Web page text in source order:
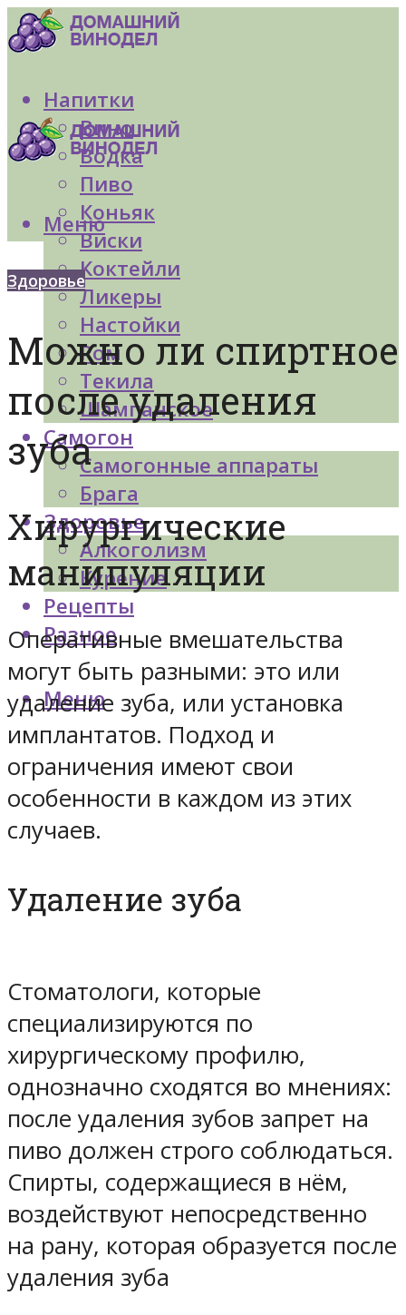
Напитки
Вино
Водка
Пиво
Коньяк
Виски
Коктейли
Ликеры
Настойки
Ром
Текила
Шампанское
Самогон
Самогонные аппараты
Брага
Здоровье
Алкоголизм
Курение
Рецепты
Разное
Меню
Меню
Здоровье
Можно ли спиртное
после удаления
зуба
Хирургические
манипуляции
Оперативные вмешательства
могут быть разными: это или
удаление зуба, или установка
имплантатов. Подход и
ограничения имеют свои
особенности в каждом из этих
случаев.
Удаление зуба
Стоматологи, которые
специализируются по
хирургическому профилю,
однозначно сходятся во мнениях:
после удаления зубов запрет на
пиво должен строго соблюдаться.
Спирты, содержащиеся в нём,
воздействуют непосредственно
на рану, которая образуется после
удаления зуба